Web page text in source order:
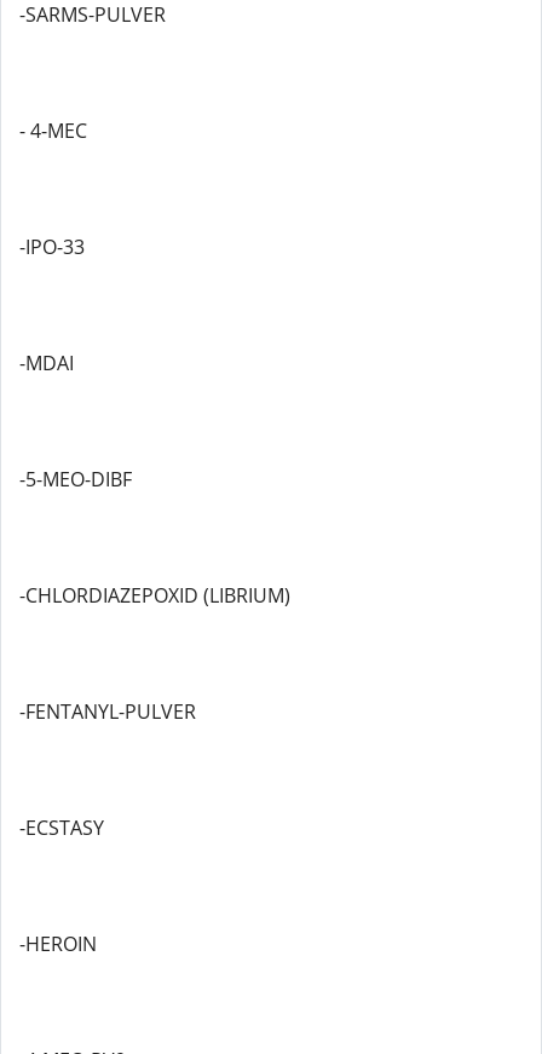
-SARMS-PULVER
- 4-MEC
-IPO-33
-MDAI
-5-MEO-DIBF
-CHLORDIAZEPOXID (LIBRIUM)
-FENTANYL-PULVER
-ECSTASY
-HEROIN